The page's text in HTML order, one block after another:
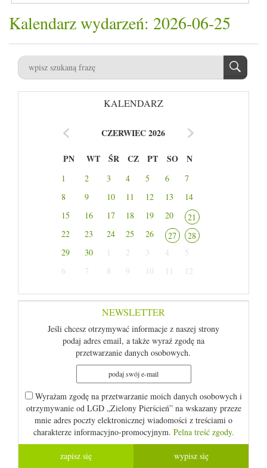
Kalendarz wydarzeń: 2026-06-25
KALENDARZ
CZERWIEC 2026
PN WT ŚR CZ PT SO N
1 2 3 4 5 6
7
8
9 10 11 12 13
14
15
16 17 18 19 20
21
22
23 24 25 26 27
28
29
30 1 2 3 4
5
6
7 8 9 10 11 12
NEWSLETTER
Jeśli chcesz otrzymywać informacje z naszej strony
podaj adres email, a także wyraź zgodę na
przetwarzanie danych osobowych.
Wyrażam zgodę na przetwarzanie moich danych osobowych i
otrzymywanie od LGD „Zielony Pierścień” na wskazany przeze
mnie adres poczty elektronicznej wiadomości z treściami o
charakterze informacyjno-promocyjnym. Pelna treść zgody.